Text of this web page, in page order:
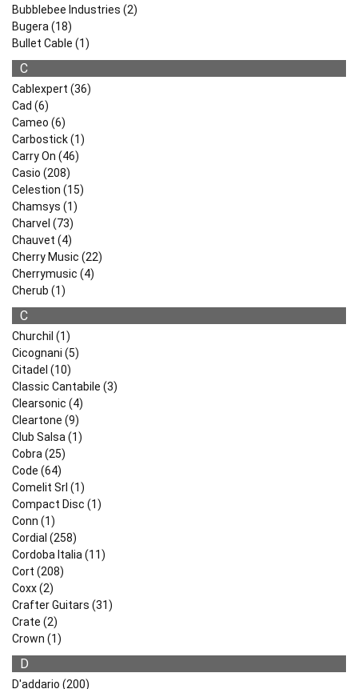
Bubblebee Industries (2)
Bugera (18)
Bullet Cable (1)
C
Cablexpert (36)
Cad (6)
Cameo (6)
Carbostick (1)
Carry On (46)
Casio (208)
Celestion (15)
Chamsys (1)
Charvel (73)
Chauvet (4)
Cherry Music (22)
Cherrymusic (4)
Cherub (1)
C
Churchil (1)
Cicognani (5)
Citadel (10)
Classic Cantabile (3)
Clearsonic (4)
Cleartone (9)
Club Salsa (1)
Cobra (25)
Code (64)
Comelit Srl (1)
Compact Disc (1)
Conn (1)
Cordial (258)
Cordoba Italia (11)
Cort (208)
Coxx (2)
Crafter Guitars (31)
Crate (2)
Crown (1)
D
D'addario (200)